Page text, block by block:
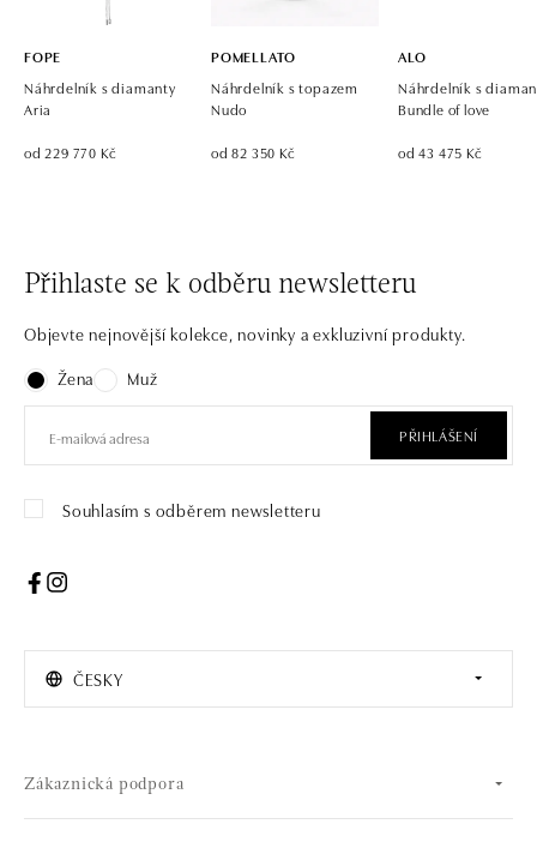
FOPE
Náhrdelník s diamanty
Aria
od 229 770 Kč
POMELLATO
Náhrdelník s topazem
Nudo
od 82 350 Kč
ALO
Náhrdelník s
Bundle of love
od 43 475 Kč
Přihlaste se k odběru newsletteru
Objevte nejnovější kolekce, novinky a exkluzivní produkty.
Žena
Muž
PŘIHLÁŠENÍ
Souhlasím s odběrem newsletteru
ČESKY
Zákaznická podpora